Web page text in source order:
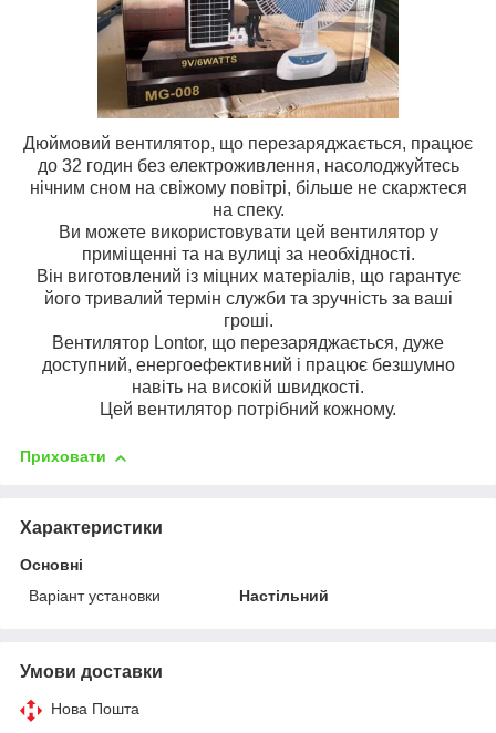
Дюймовий вентилятор, що перезаряджається, працює
до 32 годин без електроживлення, насолоджуйтесь
нічним сном на свіжому повітрі, більше не скаржтеся
на спеку.
Ви можете використовувати цей вентилятор у
приміщенні та на вулиці за необхідності.
Він виготовлений із міцних матеріалів, що гарантує
його тривалий термін служби та зручність за ваші
гроші.
Вентилятор Lontor, що перезаряджається, дуже
доступний, енергоефективний і працює безшумно
навіть на високій швидкості.
Цей вентилятор потрібний кожному.
Приховати
Характеристики
Основні
Варіант установки
Настільний
Умови доставки
Нова Пошта